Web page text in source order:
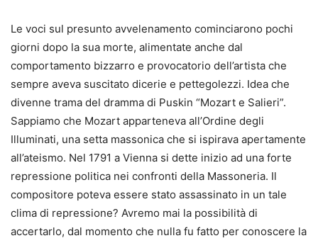
Le voci sul presunto avvelenamento cominciarono pochi
giorni dopo la sua morte, alimentate anche dal
comportamento bizzarro e provocatorio dell’artista che
sempre aveva suscitato dicerie e pettegolezzi. Idea che
divenne trama del dramma di Puskin “Mozart e Salieri”.
Sappiamo che Mozart apparteneva all’Ordine degli
Illuminati, una setta massonica che si ispirava apertamente
all’ateismo. Nel 1791 a Vienna si dette inizio ad una forte
repressione politica nei confronti della Massoneria. Il
compositore poteva essere stato assassinato in un tale
clima di repressione? Avremo mai la possibilità di
accertarlo, dal momento che nulla fu fatto per conoscere la